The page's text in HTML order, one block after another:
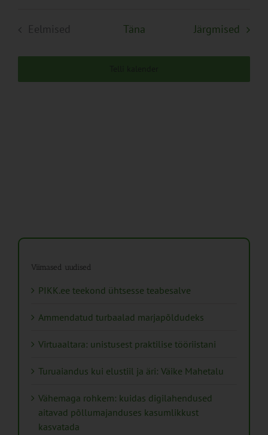
Eelmised
Täna Järgmised
Viimased uudised
PIKK.ee teekond ühtsesse teabesalve
Ammendatud turbaalad marjapõldudeks
Virtuaaltara: unistusest praktilise tööriistani
Turuaiandus kui elustiil ja äri: Väike Mahetalu
Vähemaga rohkem: kuidas digilahendused
aitavad põllumajanduses kasumlikkust
kasvatada